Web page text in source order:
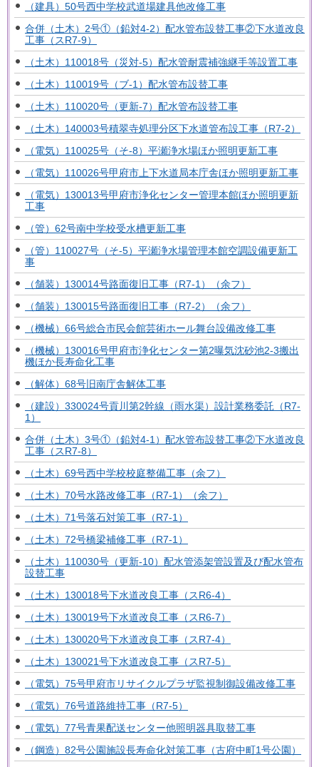
（建具）50号西中学校武道場建具他改修工事
合併（土木）2号①（鉛対4-2）配水管布設替工事②下水道改良
工事（スR7-9）
（土木）110018号（災対-5）配水管耐震補強継手等設置工事
（土木）110019号（ブ-1）配水管布設替工事
（土木）110020号（更新-7）配水管布設替工事
（土木）140003号積翠寺処理分区下水道管布設工事（R7-2）
（電気）110025号（そ-8）平瀬浄水場ほか照明更新工事
（電気）110026号甲府市上下水道局本庁舎ほか照明更新工事
（電気）130013号甲府市浄化センター管理本館ほか照明更新
工事
（管）62号南中学校受水槽更新工事
（管）110027号（そ-5）平瀬浄水場管理本館空調設備更新工
事
（舗装）130014号路面復旧工事（R7-1）（余フ）
（舗装）130015号路面復旧工事（R7-2）（余フ）
（機械）66号総合市民会館芸術ホール舞台設備改修工事
（機械）130016号甲府市浄化センター第2曝気沈砂池2-3搬出
機ほか長寿命化工事
（解体）68号旧南庁舎解体工事
（建設）330024号貢川第2幹線（雨水渠）設計業務委託（R7-
1）
合併（土木）3号①（鉛対4-1）配水管布設替工事②下水道改良
工事（スR7-8）
（土木）69号西中学校校庭整備工事（余フ）
（土木）70号水路改修工事（R7-1）（余フ）
（土木）71号落石対策工事（R7-1）
（土木）72号橋梁補修工事（R7-1）
（土木）110030号（更新-10）配水管添架管設置及び配水管布
設替工事
（土木）130018号下水道改良工事（スR6-4）
（土木）130019号下水道改良工事（スR6-7）
（土木）130020号下水道改良工事（スR7-4）
（土木）130021号下水道改良工事（スR7-5）
（電気）75号甲府市リサイクルプラザ監視制御設備改修工事
（電気）76号道路維持工事（R7-5）
（電気）77号青果配送センター他照明器具取替工事
（鋼造）82号公園施設長寿命化対策工事（古府中町1号公園）